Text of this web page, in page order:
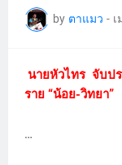
by ตาแมว -
นายหัวไทร จับป
ราย “น้อย-วิทยา”
…